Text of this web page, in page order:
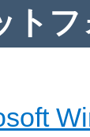
ト